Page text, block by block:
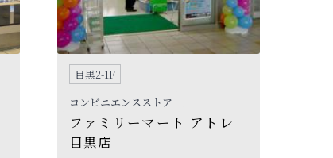
目黒2-1F
コンビニエンスストア
ファミリーマート アトレ
目黒店